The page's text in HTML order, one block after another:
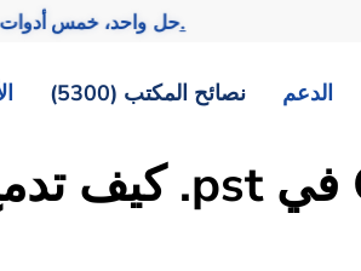
— حل واحد، خمستحقيق المزيد بجهد أقل.
نصائح المكتب (5300) الدعم